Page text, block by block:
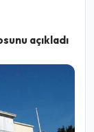
açıkladı